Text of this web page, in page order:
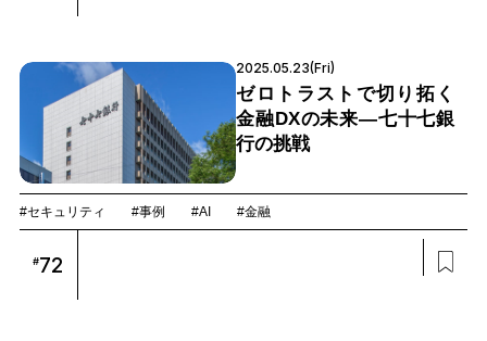
2025.05.23(Fri)
ゼロトラストで切り拓く
金融DXの未来—七十七銀
行の挑戦
#セキュリティ #事例 #AI #金融
#72